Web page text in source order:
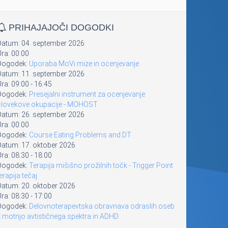
PRIHAJAJOČI DOGODKI
04. september 2026
00:00
Uporaba MoVi mize in ocenjevanje
11. september 2026
09:00 - 16:45
Presejalni instrument za ocenjevanje
okupacije - MOHOST
26. september 2026
00:00
Course Eating Problems and DT
17. oktober 2026
08:30 - 18:00
Terapija mišišno prožilnih točk - Trigger Point
tečaj
20. oktober 2026
08:30 - 17:00
Delovnoterapevtska obravnava odraslih oseb
motnjo avtističnega spektra in ADHD